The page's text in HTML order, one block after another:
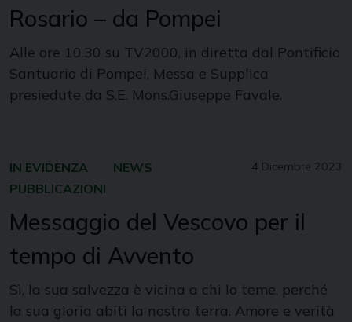
Rosario – da Pompei
Alle ore 10.30 su TV2000, in diretta dal Pontificio
Santuario di Pompei, Messa e Supplica
presiedute da S.E. Mons.Giuseppe Favale.
4 Dicembre 2023
IN EVIDENZA
NEWS
PUBBLICAZIONI
Messaggio del Vescovo per il
tempo di Avvento
Sì, la sua salvezza è vicina a chi lo teme, perché
la sua gloria abiti la nostra terra. Amore e verità